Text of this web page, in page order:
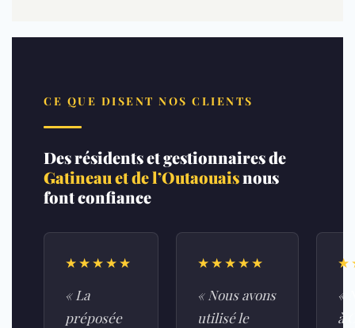
CE QUE DISENT NOS CLIENTS
Des résidents et gestionnaires de
Gatineau et de l’Outaouaisnous
font confiance
★★★★★
« La
préposée
★★★★★
« Nous avons
utilisé le
«
à